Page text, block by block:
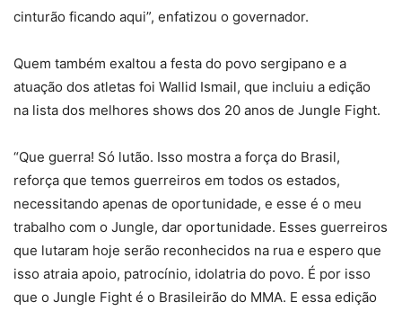
cinturão ficando aqui”, enfatizou o governador.
Quem também exaltou a festa do povo sergipano e a
atuação dos atletas foi Wallid Ismail, que incluiu a edição
na lista dos melhores shows dos 20 anos de Jungle Fight.
“Que guerra! Só lutão. Isso mostra a força do Brasil,
reforça que temos guerreiros em todos os estados,
necessitando apenas de oportunidade, e esse é o meu
trabalho com o Jungle, dar oportunidade. Esses guerreiros
que lutaram hoje serão reconhecidos na rua e espero que
isso atraia apoio, patrocínio, idolatria do povo. É por isso
que o Jungle Fight é o Brasileirão do MMA. E essa edição